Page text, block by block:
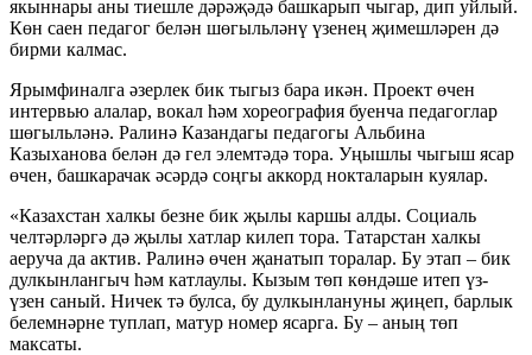
якыннары аны тиешле дәрәҗәдә башкарып чыгар, дип уйлый.
Көн саен педагог белән шөгыльләнү үзенең җимешләрен дә
бирми калмас.
Ярымфиналга әзерлек бик тыгыз бара икән. Проект өчен
интервью алалар, вокал һәм хореография буенча педагоглар
шөгыльләнә. Ралинә Казандагы педагогы Альбина
Казыханова белән дә гел элемтәдә тора. Уңышлы чыгыш ясар
өчен, башкарачак әсәрдә соңгы аккорд нокталарын куялар.
«Казахстан халкы безне бик җылы каршы алды. Социаль
челтәрләргә дә җылы хатлар килеп тора. Татарстан халкы
аеруча да актив. Ралинә өчен җанатып торалар. Бу этап – бик
дулкынлангыч һәм катлаулы. Кызым төп көндәше итеп үз-
үзен саный. Ничек тә булса, бу дулкынлануны җиңеп, барлык
белемнәрне туплап, матур номер ясарга. Бу – аның төп
максаты.